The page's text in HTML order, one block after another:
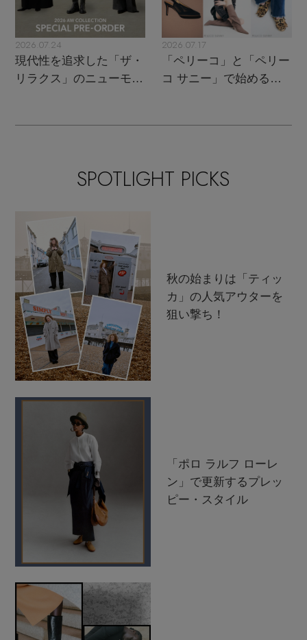
2026.07.24
現代性を追求した「ザ・
リラクス」のニューモダ
2026.07.17
「ペリーコ」と「ペリー
コ サニー」で始める秋
SPOTLIGHT PICKS
秋の始まりは「ティッ
カ」の人気アウターを
狙い撃ち！
「ポロ ラルフ ローレ
ン」で更新するプレッ
ピー・スタイル